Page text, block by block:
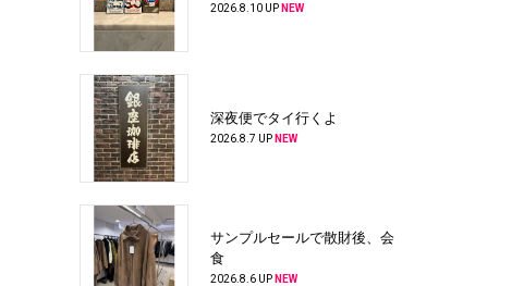
2026.8.10 UP NEW
深夜便でタイ行くよ
2026.8.7 UP NEW
サンプルセールで散財後、会
食
2026.8.6 UP NEW